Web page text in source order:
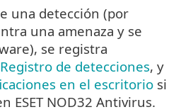
una detección (por
una amenaza y se
se registra
Registro de detecciones, y
en el escritorio si
ESET NOD32 Antivirus.